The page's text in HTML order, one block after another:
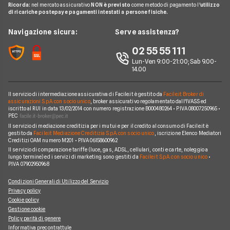
Noleggio Lungo Termine
News
Chi siamo
Perché scegliere Facile.it
Mappa del sito
Assicurazione Mutuo
Assicurazione Avvocati
Assicurazione Infortuni
Assicurazione Autocarro
Preventivo Assicurazione Viaggio
Allianz Direct
Linear
Prima.it
Quixa
UnipolSai
Allianz
Compagnie e intermediari
Domande Assicurazioni
Glossario Assicurativo
Notizie Assicurazioni
Ricorda: nel mercato assicurativo NON è previsto come metodo di pagamento l'utilizzo
di ricariche postepay e pagamenti intestati a persone fisiche.
Navigazione sicura: Serve assistenza?
02 55 55 111
Lun-Ven 9:00-21:00; Sab 9.00-
14.00
Il servizio di intermediazione assicurativa di Facile.it è gestito da Facile.it Broker di
assicurazioni S.p.A. con socio unico, broker assicurativo regolamentato dall'IVASS ed
iscritto al RUI in data 13/02/2014 con numero registrazione B000480264 • P.IVA 08007250965 •
PEC
Il servizio di mediazione creditizia per i mutui e per il credito al consumo di Facile.it è
gestito da Facile.it Mediazione Creditizia S.p.A. con socio unico , iscrizione Elenco Mediatori
Creditizi OAM numero M201 • P.IVA 06158600962
Il servizio di comparazione tariffe (luce, gas, ADSL, cellulari, conti e carte, noleggio a
lungo termine) ed i servizi di marketing sono gestiti da Facile.it S.p.A. con socio unico•
P.IVA 07902950968
Condizioni Generali di Utilizzo del Servizio
Privacy policy
Cookie policy
Gestione cookie
Policy parità di genere
Informativa precontrattule